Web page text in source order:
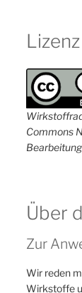
Lizenz
Commons
Über
Zur
Wir reden
Wirkstoffe